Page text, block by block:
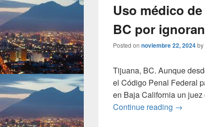
Uso médico
BC por
Posted on noviembre 22, 2024by
Tijuana, BC. Aunque
el Código Penal Federal
en Baja California un
Continue reading Uso
→